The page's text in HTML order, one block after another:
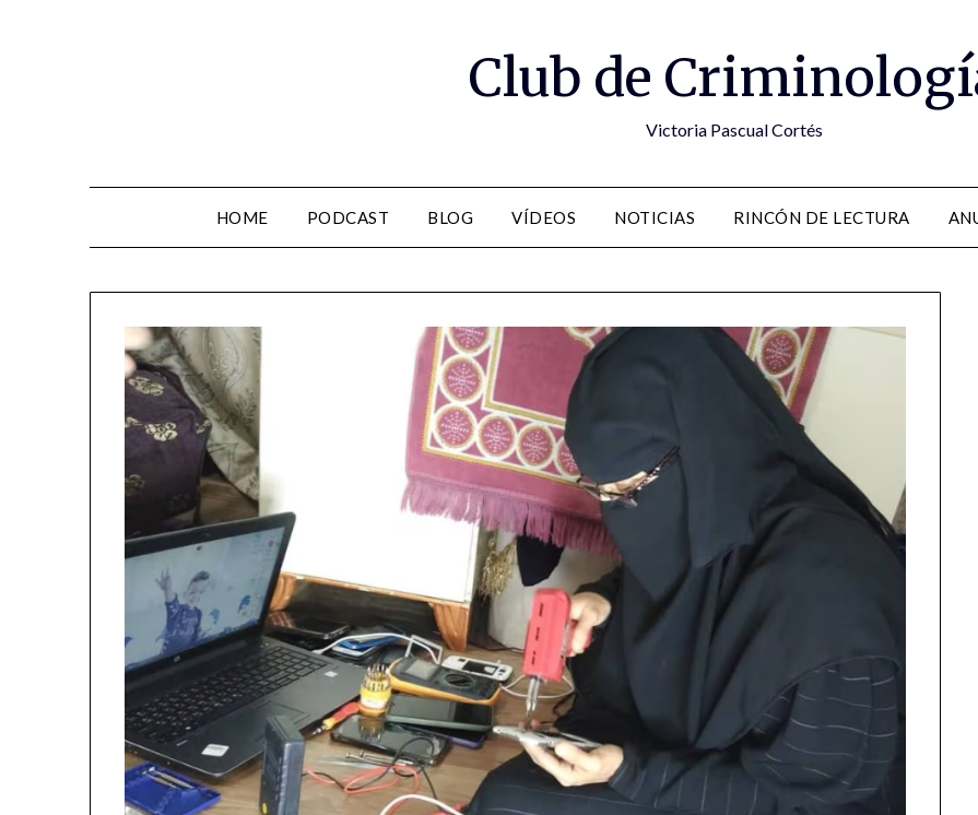
Club de
Victoria Pascual Cortés
HOME PODCAST BLOG VÍDEOS NOTICIAS RINCÓN DE LECTURA